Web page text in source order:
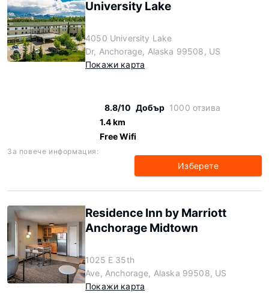
University Lake
4050 University Lake
Dr, Anchorage, Alaska 99508, US
Покажи карта
8.8/10 Добър 1000 отзива
1.4 km
Free Wifi
За повече информация:
Изберете
Residence Inn by Marriott
Anchorage Midtown
1025 E 35th
Ave, Anchorage, Alaska 99508, US
Покажи карта